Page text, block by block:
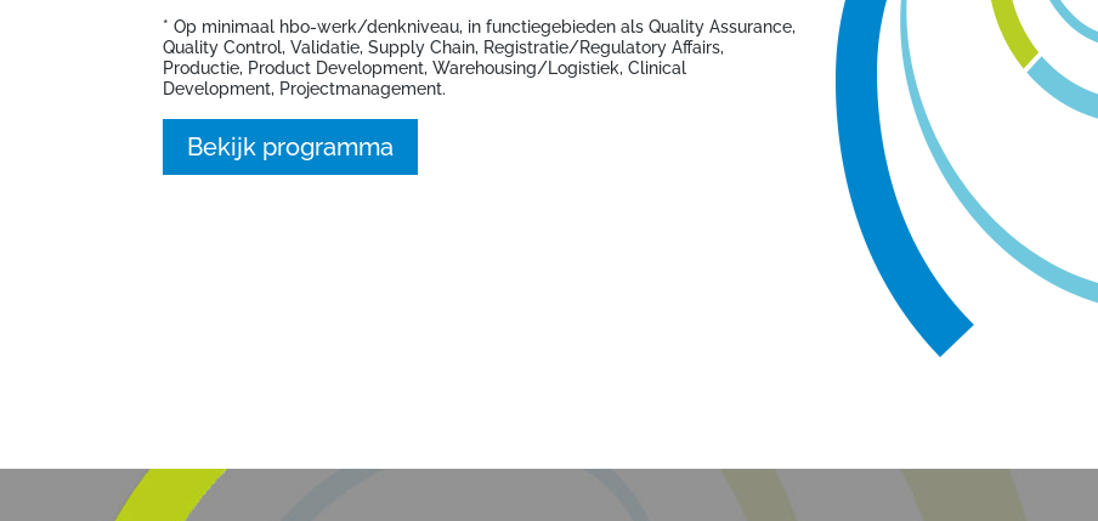
* Op minimaal hbo-werk/denkniveau, in functiegebieden als Quality Assurance,
Quality Control, Validatie, Supply Chain, Registratie/Regulatory Affairs,
Productie, Product Development, Warehousing/Logistiek, Clinical
Development, Projectmanagement.
Bekijk programma